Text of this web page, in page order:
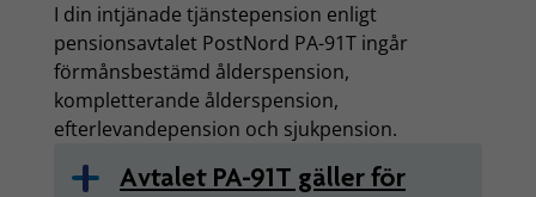
I din intjänade tjänstepension enligt
pensionsavtalet PostNord PA-91T ingår
förmånsbestämd ålderspension,
kompletterande ålderspension,
efterlevandepension och sjukpension.
Avtalet PA-91T gäller för